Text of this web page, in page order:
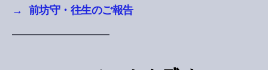
→
前坊守・往生のご報告